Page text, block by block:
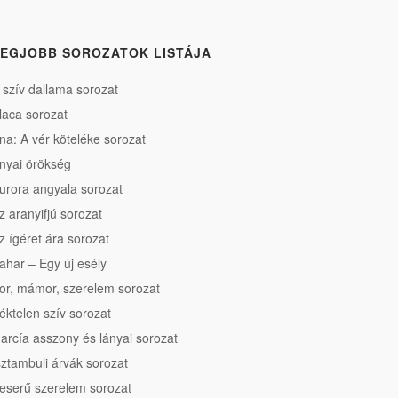
SOROZATOK LISTÁJA
dallama sorozat
sorozat
A vér köteléke sorozat
örökség
angyala sorozat
aranyifjú sorozat
ígéret ára sorozat
– Egy új esély
mámor, szerelem sorozat
szív sorozat
asszony és lányai sorozat
árvák sorozat
szerelem sorozat